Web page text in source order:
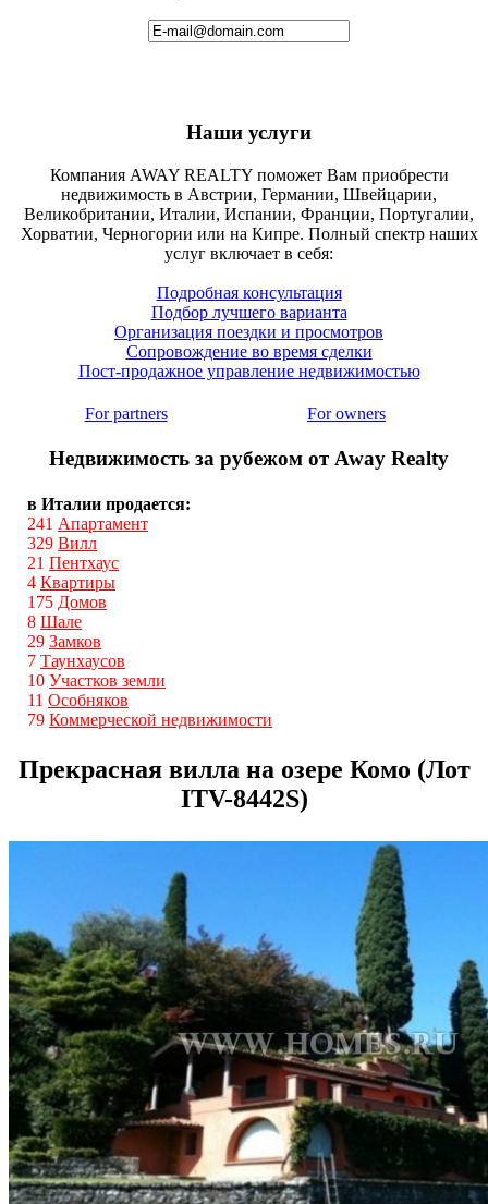
Наши услуги
Компания AWAY REALTY поможет Вам приобрести
недвижимость в Австрии, Германии, Швейцарии,
Великобритании, Италии, Испании, Франции, Португалии,
Хорватии, Черногории или на Кипре. Полный спектр наших
услуг включает в себя:
Подробная консультация
Подбор лучшего варианта
Организация поездки и просмотров
Сопровождение во время сделки
Пост-продажное управление недвижимостью
For partners For owners
Недвижимость за рубежом от Away Realty
в Италии продается:
241 Апартамент
329 Вилл
21 Пентхаус
4 Квартиры
175 Домов
8 Шале
29 Замков
7 Таунхаусов
10 Участков земли
11 Особняков
79 Коммерческой недвижимости
Прекрасная вилла на озере Комо (Лот
ITV-8442S)